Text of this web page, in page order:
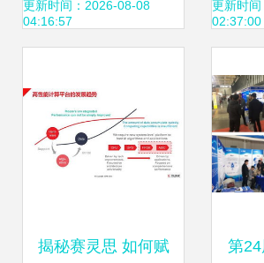
筑汽车数据安全可
更新时间：2026-08-08
04:16:57
处理
更新时
02:37:00
揭秘赛灵思 如何赋 第